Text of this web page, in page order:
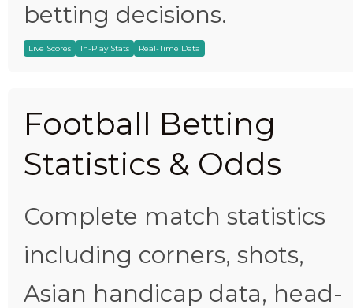
betting decisions.
Live Scores In-Play Stats Real-Time Data
Football Betting
Statistics & Odds
Complete match statistics
including corners, shots,
Asian handicap data, head-